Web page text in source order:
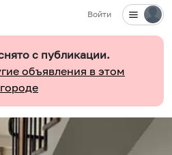
Войти
с публикации.
объявления в этом
городе